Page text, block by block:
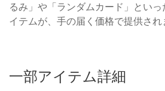
るみ」や「ランダムカード」とい
イテムが、手の届く価格で提供され
一部アイテム詳細